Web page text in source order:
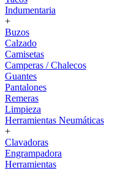
Indumentaria
+
Buzos
Calzado
Camisetas
Camperas / Chalecos
Guantes
Pantalones
Remeras
Limpieza
Herramientas Neumáticas
+
Clavadoras
Engrampadora
Herramientas